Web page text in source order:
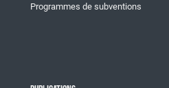
Programmes de subventions